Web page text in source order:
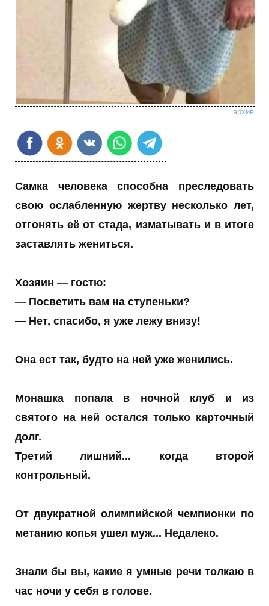
архив
Самка человека способна преследовать
свою ослабленную жертву несколько лет,
отгонять её от стада, изматывать и в итоге
заставлять жениться.
Хозяин — гостю:
— Посветить вам на ступеньки?
— Нет, спасибо, я уже лежу внизу!
Она ест так, будто на ней уже женились.
Монашка попала в ночной клуб и из
святого на ней остался только карточный
долг.
Третий лишний... когда второй
контрольный.
От двукратной олимпийской чемпионки по
метанию копья ушел муж... Недалеко.
Знали бы вы, какие я умные речи толкаю в
час ночи у себя в голове.